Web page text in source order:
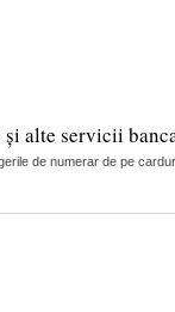
alte servicii
de numerar de pe